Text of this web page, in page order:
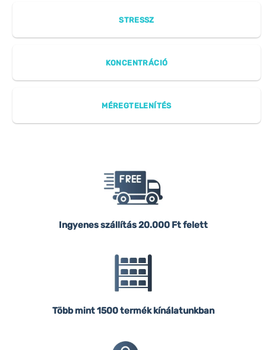
STRESSZ
KONCENTRÁCIÓ
MÉREGTELENÍTÉS
Ingyenes szállítás20.000 Ft felett
Több mint 1500 termék kínálatunkban